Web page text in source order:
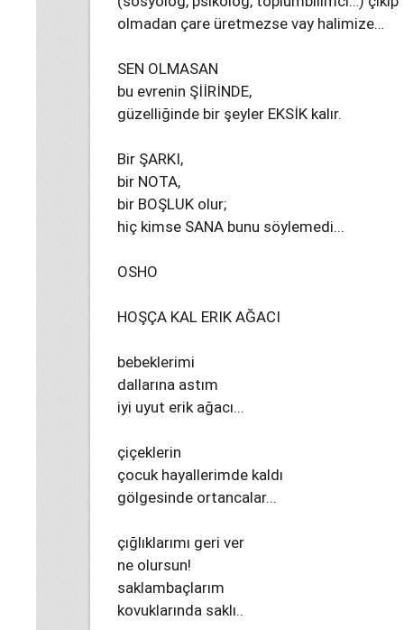
olmadan çare üretmezse vay halimize…
SEN OLMASAN
bu evrenin ŞİİRİNDE,
güzelliğinde bir şeyler EKSİK kalır.
Bir ŞARKI,
bir NOTA,
bir BOŞLUK olur;
hiç kimse SANA bunu söylemedi...
OSHO
HOŞÇA KAL ERIK AĞACI
bebeklerimi
dallarına astım
iyi uyut erik ağacı...
çiçeklerin
çocuk hayallerimde kaldı
gölgesinde ortancalar...
çığlıklarımı geri ver
ne olursun!
saklambaçlarım
kovuklarında saklı..